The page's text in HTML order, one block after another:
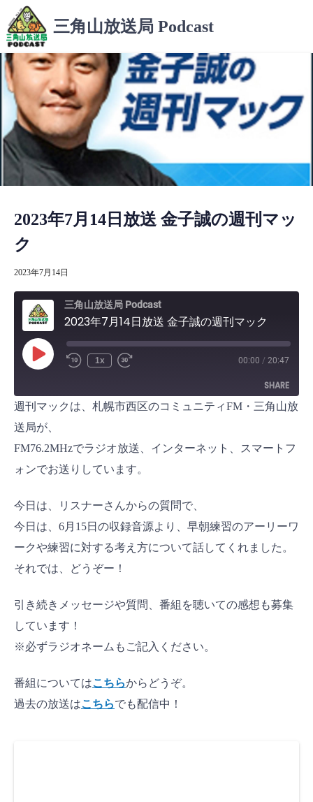
ン
テ
ン
ツ
へ
ッ
プ
三角山放送局 Podcast
2023年7月14日放送 金子誠の週刊マッ
ク
2023年7月14日
三角山放送局 Podcast
2023年7月14日放送 金子誠の週刊マック
P
l
E
p
s
o
d
e
1x 00:00 / 20:47
SHARE
SHARE
LINK
週刊マックは、札幌市西区のコミュニティFM・三角山放
送局が、
FM76.2MHzでラジオ放送、インターネット、スマートフ
ォンでお送りしています。
今日は、リスナーさんからの質問で、
今日は、6月15日の収録音源より、早朝練習のアーリーワ
ークや練習に対する考え方について話してくれました。
それでは、どうぞー！
引き続きメッセージや質問、番組を聴いての感想も募集
しています！
※必ずラジオネームもご記入ください。
番組についてはこちらからどうぞ。
過去の放送はこちらでも配信中！